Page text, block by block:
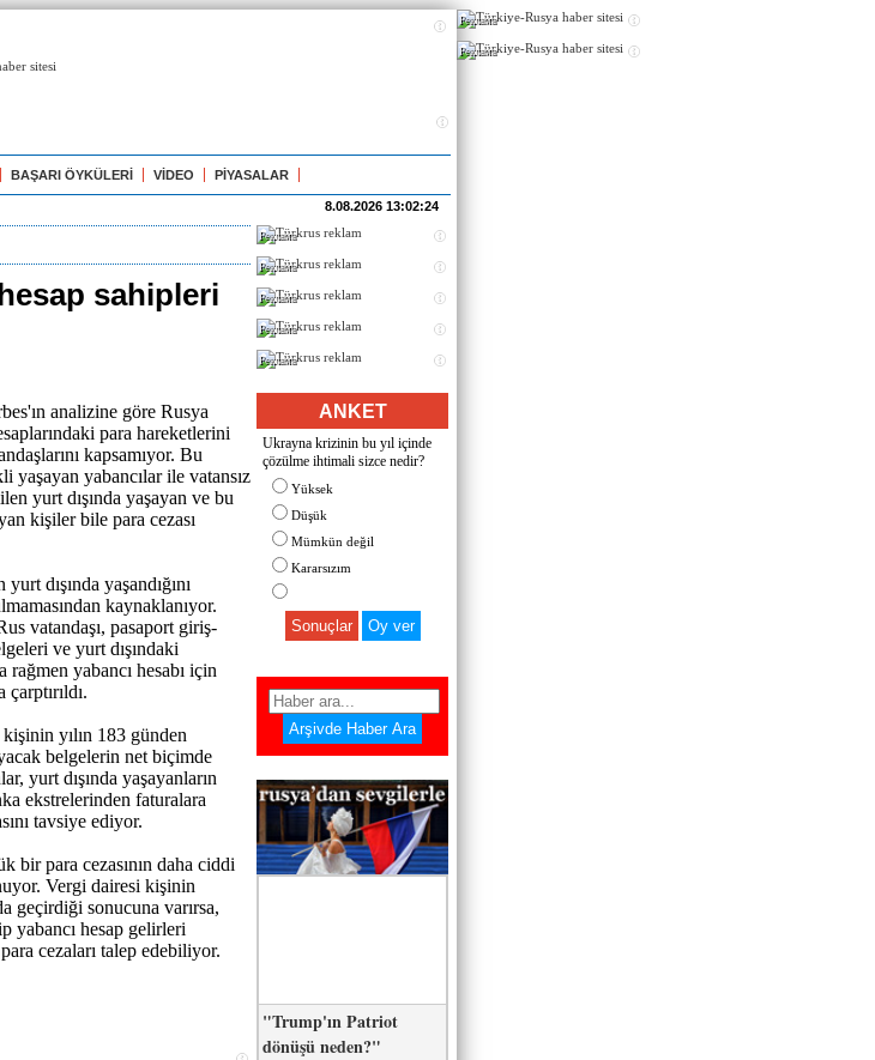
BAŞARI ÖYKÜLERİ VİDEO PİYASALAR
8.08.2026 13:02:24
sahipleri
analizine göre Rusya
para hareketlerini
kapsamıyor. Bu
yabancılar ile vatansız
yurt dışında yaşayan ve bu
kişiler bile para cezası
dışında yaşandığını
kaynaklanıyor.
vatandaşı, pasaport giriş-
ve yurt dışındaki
rağmen yabancı hesabı için
yılın 183 günden
belgelerin net biçimde
yurt dışında yaşayanların
ekstrelerinden faturalara
tavsiye ediyor.
bir para cezasının daha ciddi
Vergi dairesi kişinin
geçirdiği sonucuna varırsa,
yabancı hesap gelirleri
cezaları talep edebiliyor.
Реклама
Реклама
Реклама
Реклама
Реклама
ANKET
Ukrayna krizinin bu yıl içinde
çözülme ihtimali sizce nedir?
Yüksek
Düşük
Mümkün değil
Kararsızım
Sonuçlar
"Trump'ın Patriot
dönüşü neden?"
Реклама
Реклама